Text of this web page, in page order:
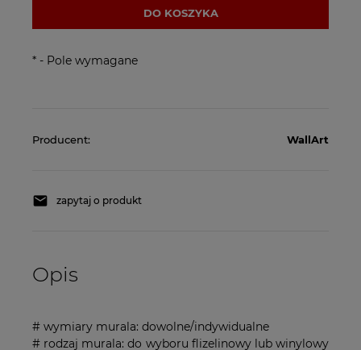
DO KOSZYKA
* - Pole wymagane
Producent: WallArt
zapytaj o produkt
Opis
# wymiary murala: dowolne/indywidualne
# rodzaj murala: do wyboru flizelinowy lub winylowy